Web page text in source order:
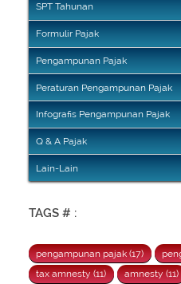
SPT Tahunan
Formulir Pajak
Pengampunan Pajak
Peraturan Pengampunan Pajak
Infografis Pengampunan Pajak
Q & A Pajak
Lain-Lain
TAGS # :
pengampunan pajak (17)
tax amnesty (11)
amnesty (11)